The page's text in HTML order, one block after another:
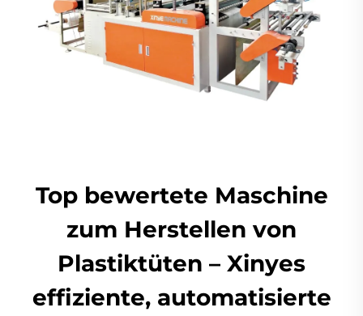
Top bewertete Maschine
zum Herstellen von
Plastiktüten – Xinyes
effiziente, automatisierte